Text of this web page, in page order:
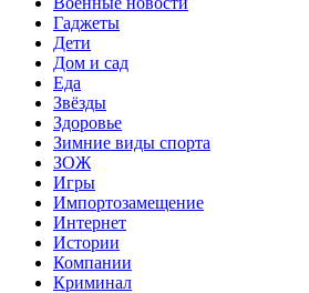
Гаджеты
Дети
Дом и сад
Еда
Звёзды
Здоровье
Зимние виды спорта
ЗОЖ
Игры
Импортозамещение
Интернет
Истории
Компании
Криминал